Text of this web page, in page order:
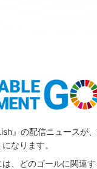
』の配信ニュースが
なります。
、どのゴールに関連